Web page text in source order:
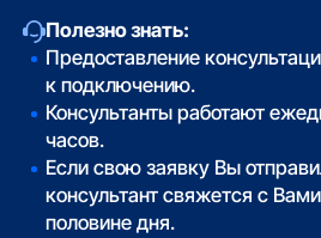
Полезно знать:
Предоставление
к подключению.
Консультанты работают
часов.
Если свою заявку Вы
консультант свяжется с
половине дня.